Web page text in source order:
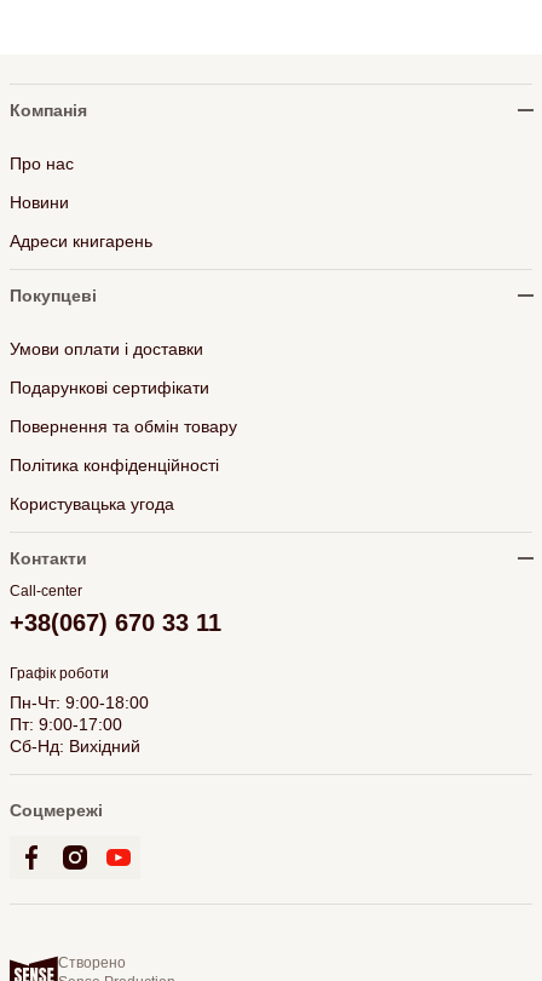
Компанія
Про нас
Новини
Адреси книгарень
Покупцеві
Умови оплати і доставки
Подарункові сертифікати
Повернення та обмін товару
Політика конфіденційності
Користувацька угода
Контакти
Call-center
+38(067) 670 33 11
Графік роботи
Пн-Чт: 9:00-18:00
Пт: 9:00-17:00
Сб-Нд: Вихідний
Соцмережі
Створено